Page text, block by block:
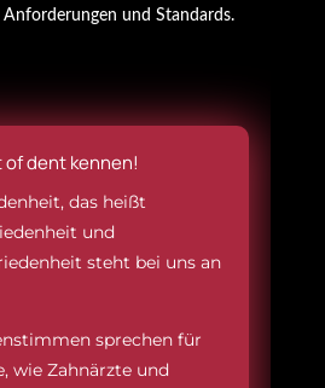
Anforderungen und Standards.
of dent kennen!
das heißt
und
steht bei uns an
sprechen für
wie Zahnärzte und